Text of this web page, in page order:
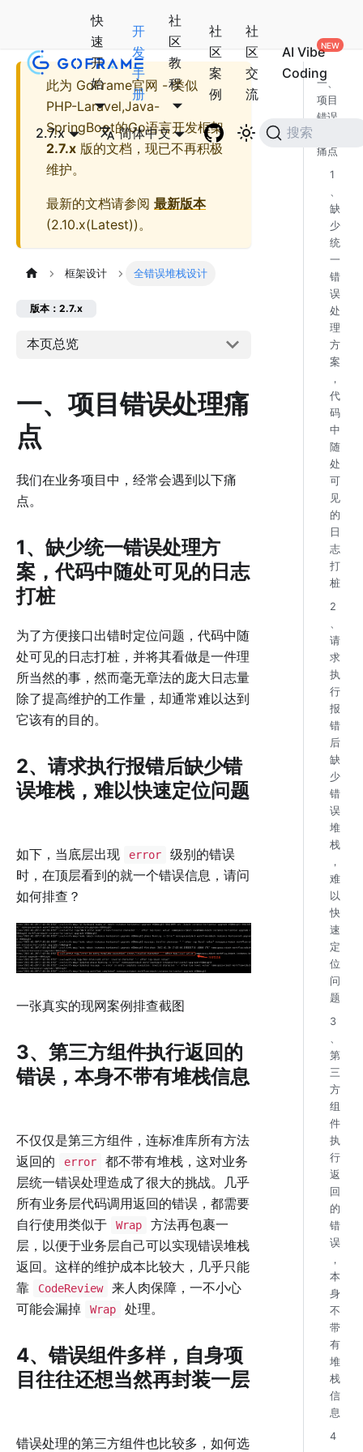
快
速
开
始
开
发
手
册
社
区
教
程
社
区
案
例
社
区
交
流
AI Vibe
Coding
2.7.x 简体中文 搜索
此为 GoFrame官网 - 类似
PHP-Laravel,Java-
SpringBoot的Go语言开发框架
2.7.x 版的文档，现已不再积极
维护。
最新的文档请参阅 最新版本
(2.10.x(Latest))。
框架设计 全错误堆栈设计
版本：2.7.x
本页总览
一、项目错误处理痛
点
我们在业务项目中，经常会遇到以下痛
点。
1、缺少统一错误处理方
案，代码中随处可见的日志
打桩
为了方便接口出错时定位问题，代码中随
处可见的日志打桩，并将其看做是一件理
所当然的事，然而毫无章法的庞大日志量
除了提高维护的工作量，却通常难以达到
它该有的目的。
2、请求执行报错后缺少错
误堆栈，难以快速定位问题
如下，当底层出现 error
级别的错误
时，在顶层看到的就一个错误信息，请问
如何排查？
一张真实的现网案例排查截图
3、第三方组件执行返回的
错误，本身不带有堆栈信息
不仅仅是第三方组件，连标准库所有方法
返回的
error
都不带有堆栈，这对业务
层统一错误处理造成了很大的挑战。几乎
所有业务层代码调用返回的错误，都需要
自行使用类似于
Wrap
方法再包裹一
层，以便于业务层自己可以实现错误堆栈
返回。这样的维护成本比较大，几乎只能
靠
CodeReview
来人肉保障，一不小心
可能会漏掉
Wrap 处理。
4、错误组件多样，自身项
目往往还想当然再封装一层
错误处理的第三方组件也比较多，如何选
一、
项目
错误
痛点
1
、
缺
少
统
一
错
误
处
理
方
案
，
代
码
中
随
处
可
见
的
日
志
打
桩
2
、
请
求
执
行
报
错
后
缺
少
错
误
堆
栈
，
难
以
快
速
定
位
问
题
3
、
第
三
方
组
件
执
行
返
回
的
错
误
，
本
身
不
带
有
堆
栈
信
息
4